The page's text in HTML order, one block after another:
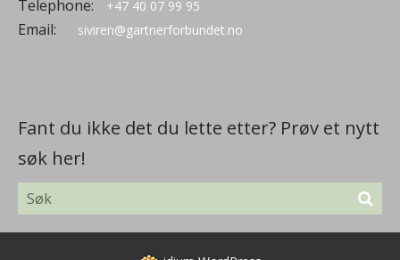
Telephone:
+47 40 07 99 95
Email: siviren@gartnerforbundet.no
Fant du ikke det du lette etter? Prøv et nytt
søk her!